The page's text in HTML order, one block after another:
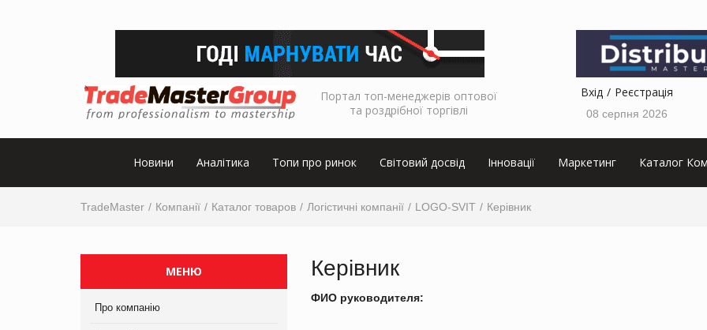
Портал топ-менеджерів оптової
та роздрібної торгівлі
Вхід Реєстрація
08 серпня 2026
Новини Аналітика Топи про ринок Світовий досвід Інновації Маркетинг Каталог
TradeMaster Компанії Каталог товаров Логістичні компанії LOGO-SVIT Керівник
МЕНЮ
Про компанію
Керівник
ФИО руководителя: